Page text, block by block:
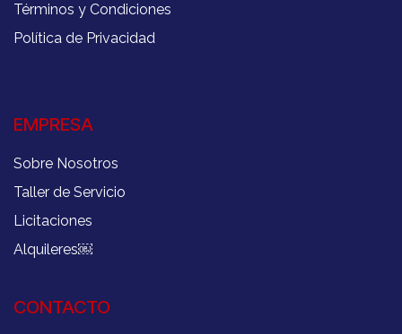
Términos y Condiciones
Política de Privacidad
EMPRESA
Sobre Nosotros
Taller de Servicio
Licitaciones
Alquileres￼
CONTACTO